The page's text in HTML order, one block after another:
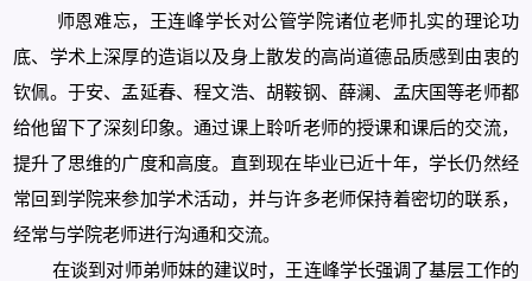
师恩难忘，王连峰学长对公管学院诸位老师扎实的理论功
底、学术上深厚的造诣以及身上散发的高尚道德品质感到由衷的
钦佩。于安、孟延春、程文浩、胡鞍钢、薛澜、孟庆国等老师都
给他留下了深刻印象。通过课上聆听老师的授课和课后的交流，
提升了思维的广度和高度。直到现在毕业已近十年，学长仍然经
常回到学院来参加学术活动，并与许多老师保持着密切的联系，
经常与学院老师进行沟通和交流。
在谈到对师弟师妹的建议时，王连峰学长强调了基层工作的